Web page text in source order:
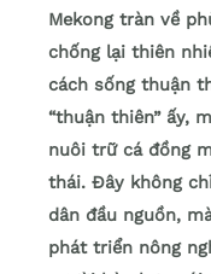
Mekong tràn về
chống lại thiên
cách sống thuận
“thuận thiên” ấy,
nuôi trữ cá đồng
thái. Đây không
dân đầu nguồn,
phát triển nông